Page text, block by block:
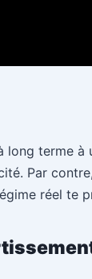
long terme
Par
réel te